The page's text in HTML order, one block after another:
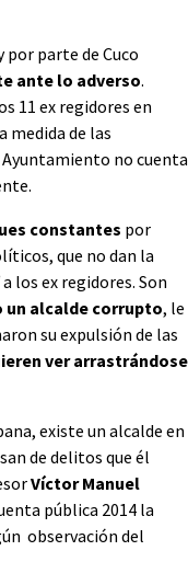
por parte de Cuco
ante lo adverso.
11 ex regidores en
medida de las
no cuenta
constantes por
que no dan la
a los ex regidores. Son
un alcalde corrupto, le
su expulsión de las
ver arrastrándose
existe un alcalde en
de delitos que él
Víctor Manuel
pública 2014 la
observación del